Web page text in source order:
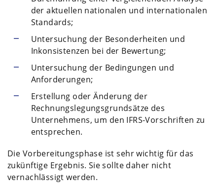
der aktuellen nationalen und internationalen
Standards;
Untersuchung der Besonderheiten und
Inkonsistenzen bei der Bewertung;
Untersuchung der Bedingungen und
Anforderungen;
Erstellung oder Änderung der
Rechnungslegungsgrundsätze des
Unternehmens, um den IFRS-Vorschriften zu
entsprechen.
Die Vorbereitungsphase ist sehr wichtig für das
zukünftige Ergebnis. Sie sollte daher nicht
vernachlässigt werden.